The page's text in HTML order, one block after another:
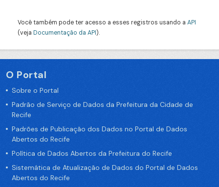
Você também pode ter acesso a esses registros usando a API
(veja Documentação da API).
O Portal
Sobre o Portal
Padrão de Serviço de Dados da Prefeitura da Cidade de
Recife
Padrões de Publicação dos Dados no Portal de Dados
Abertos do Recife
Política de Dados Abertos da Prefeitura do Recife
Sistemática de Atualização de Dados do Portal de Dados
Abertos do Recife